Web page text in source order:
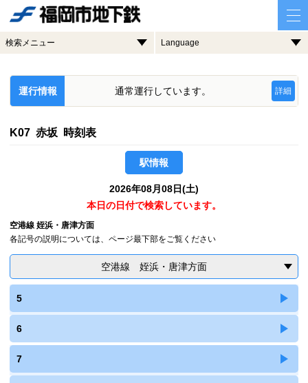
検索メニュー Language
運行情報 通常運行しています。 詳細
K07 赤坂 時刻表
駅情報
2026年08月08日(土)
本日の日付で検索しています。
空港線 姪浜・唐津方面
各記号の説明については、ページ最下部をご覧ください
空港線 姪浜・唐津方面
5
6
7